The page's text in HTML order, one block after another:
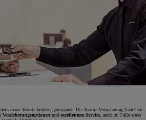
neuer Toyota bestens gewappnet. Die Toyota Versicherung bietet dir
Versicherungsoptionen und exzellentem Service , auch im Falle eines